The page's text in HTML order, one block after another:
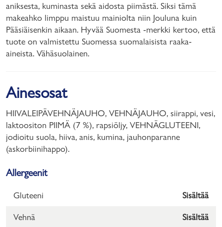
aniksesta, kuminasta sekä aidosta piimästä. Siksi tämä
makeahko limppu maistuu mainiolta niin Jouluna kuin
Pääsiäisenkin aikaan. Hyvää Suomesta -merkki kertoo, että
tuote on valmistettu Suomessa suomalaisista raaka-
aineista. Vähäsuolainen.
Ainesosat
HIIVALEIPÄVEHNÄJAUHO, VEHNÄJAUHO, siirappi, vesi,
laktoositon PIIMÄ (7 %), rapsiöljy, VEHNÄGLUTEENI,
jodioitu suola, hiiva, anis, kumina, jauhonparanne
(askorbiinihappo).
Allergeenit
Gluteeni Sisältää
Vehnä Sisältää